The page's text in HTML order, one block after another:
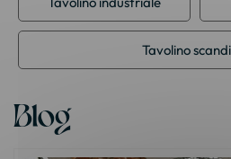
Tavolino
Blog